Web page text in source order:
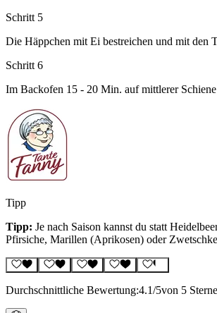
Schritt 5
Die Häppchen mit Ei bestreichen und mit den
Schritt 6
Im Backofen 15 - 20 Min. auf mittlerer
Tipp
Tipp: Je nach Saison kannst du statt
Pfirsiche, Marillen (Aprikosen) oder
Durchschnittliche Bewertung:4.1/5von 5